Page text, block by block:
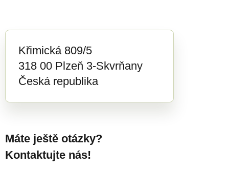
Křimická 809/5
318 00 Plzeň 3-Skvrňany
Česká republika
Máte ještě otázky?
Kontaktujte nás!